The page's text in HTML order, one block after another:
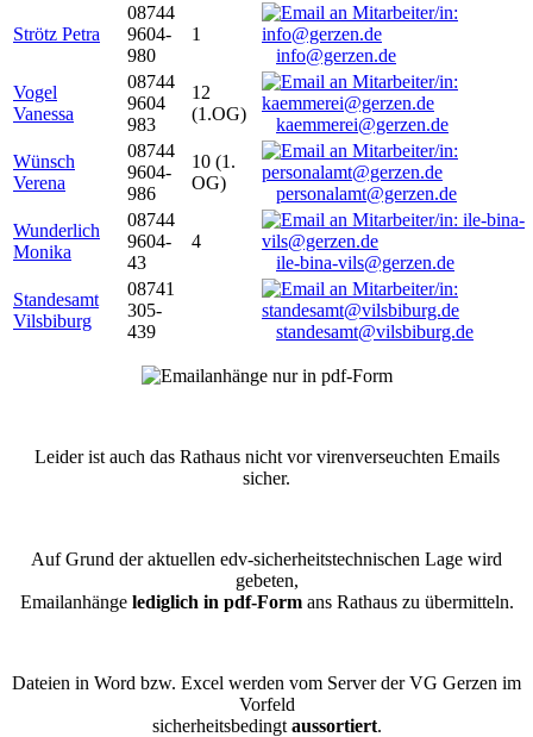
Strötz Petra
08744
9604-
980
1
info@gerzen.de
Vogel
Vanessa
08744
9604
983
12
(1.OG)
kaemmerei@gerzen.de
Wünsch
Verena
08744
9604-
986
10 (1.
OG)
personalamt@gerzen.de
Wunderlich
Monika
08744
9604-
43
4
ile-bina-vils@gerzen.de
Standesamt
Vilsbiburg
08741
305-
439
standesamt@vilsbiburg.de
Leider ist auch das Rathaus nicht vor virenverseuchten Emails
sicher.
Auf Grund der aktuellen edv-sicherheitstechnischen Lage wird
gebeten,
Emailanhänge lediglich in pdf-Formans Rathaus zu übermitteln.
Dateien in Word bzw. Excel werden vom Server der VG Gerzen im
Vorfeld
sicherheitsbedingt aussortiert.